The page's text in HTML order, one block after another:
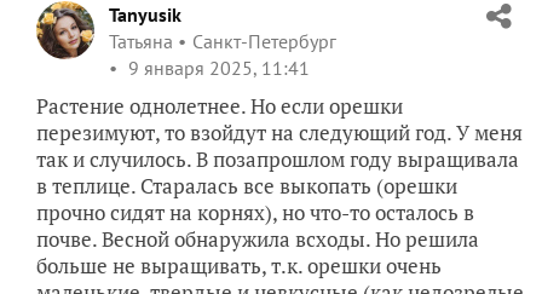
Tanyusik
Татьяна
Санкт-Петербург
9 января 2025, 11:41
Растение однолетнее. Но если орешки
перезимуют, то взойдут на следующий год. У меня
так и случилось. В позапрошлом году выращивала
в теплице. Старалась все выкопать (орешки
прочно сидят на корнях), но что-то осталось в
почве. Весной обнаружила всходы. Но решила
больше не выращивать, т.к. орешки очень